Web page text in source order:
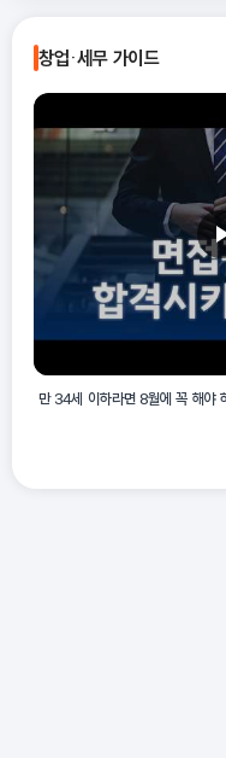
명기구를 제조하는 경
해당할 수 있으며, 제
창업·세무 가이드
만 34세 이하라면 8월에 꼭 해야